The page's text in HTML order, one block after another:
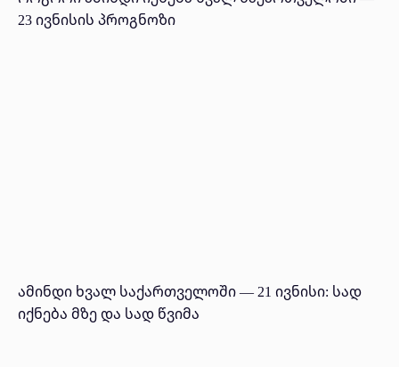
23 ივნისის პროგნოზი
ამინდი ხვალ საქართველოში — 21 ივნისი: სად
იქნება მზე და სად წვიმა